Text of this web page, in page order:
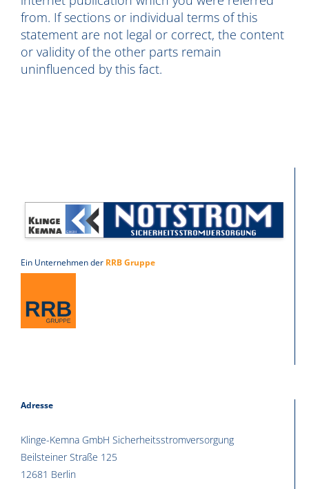
from. If sections or individual terms of this
statement are not legal or correct, the content
or validity of the other parts remain
uninfluenced by this fact.
Ein Unternehmen der RRB Gruppe
Adresse
Klinge-Kemna GmbH Sicherheitsstromversorgung
Beilsteiner Straße 125
12681 Berlin